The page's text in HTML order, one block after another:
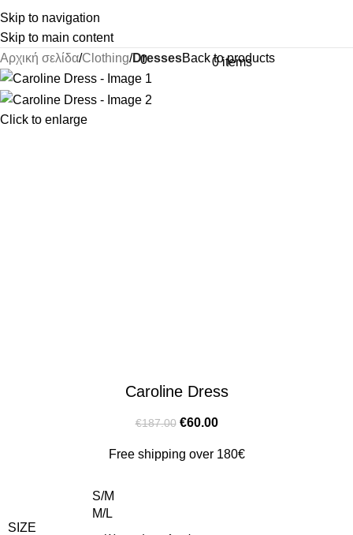
Skip to navigation
Skip to main content
0
0items
Αρχική σελίδα Clothing DressesBack to products
Click to enlarge
Caroline Dress
€187.00 €60.00
Free shipping over 180€
SIZE
S/M
M/L